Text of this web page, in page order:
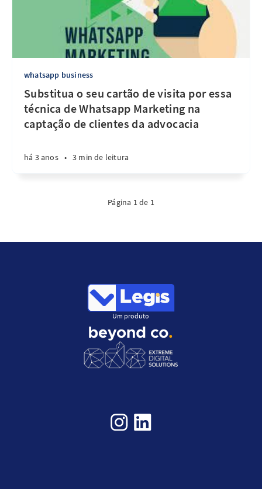
whatsapp business
Substitua o seu cartão de visita por essa
técnica de Whatsapp Marketing na
captação de clientes da advocacia
há 3 anos • 3 min de leitura
Página 1 de 1
Um produto